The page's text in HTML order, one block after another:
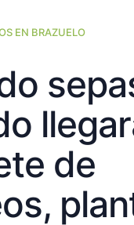
EN BRAZUELO
de